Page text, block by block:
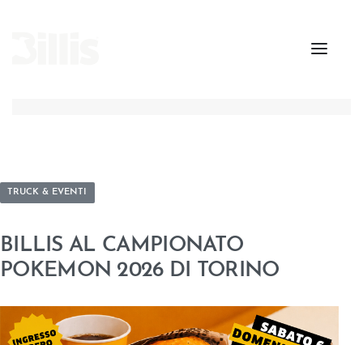
TRUCK & EVENTI
BILLIS AL CAMPIONATO
POKEMON 2026 DI TORINO